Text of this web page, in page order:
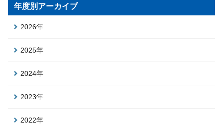
年度別アーカイブ
2026年
2025年
2024年
2023年
2022年